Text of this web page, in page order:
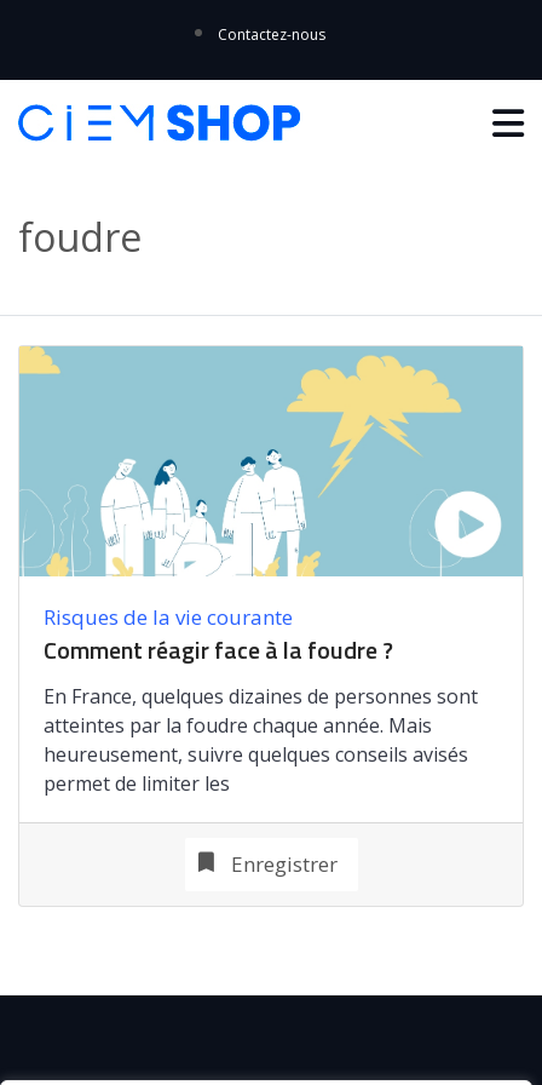
Contactez-nous
foudre
Risques de la vie courante
Comment réagir face à la foudre ?
En France, quelques dizaines de personnes sont
atteintes par la foudre chaque année. Mais
heureusement, suivre quelques conseils avisés
permet de limiter les
Enregistrer